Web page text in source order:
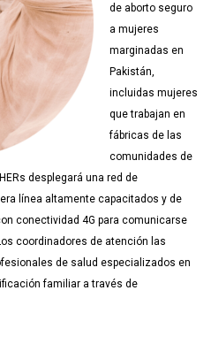
de aborto seguro
a mujeres
marginadas en
Pakistán,
incluidas mujeres
que trabajan en
fábricas de las
comunidades de
desplegará una red de
línea altamente capacitados y de
conectividad 4G para comunicarse
coordinadores de atención las
de salud especializados en
familiar a través de